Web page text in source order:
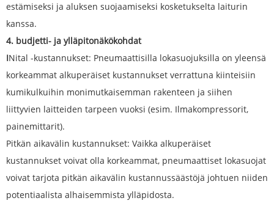
estämiseksi ja aluksen suojaamiseksi kosketukselta laiturin
kanssa.
4. budjetti- ja ylläpitonäkökohdat
INital -kustannukset: Pneumaattisilla lokasuojuksilla on yleensä
korkeammat alkuperäiset kustannukset verrattuna kiinteisiin
kumikulkuihin monimutkaisemman rakenteen ja siihen
liittyvien laitteiden tarpeen vuoksi (esim. Ilmakompressorit,
painemittarit).
Pitkän aikavälin kustannukset: Vaikka alkuperäiset
kustannukset voivat olla korkeammat, pneumaattiset lokasuojat
voivat tarjota pitkän aikavälin kustannussäästöjä johtuen niiden
potentiaalista alhaisemmista ylläpidosta.